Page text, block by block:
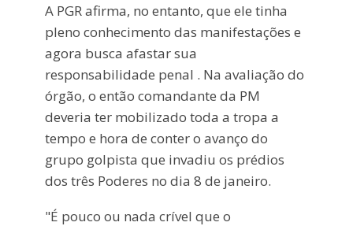
A PGR afirma, no entanto, que ele tinha
pleno conhecimento das manifestações e
agora busca afastar sua
responsabilidade penal . Na avaliação do
órgão, o então comandante da PM
deveria ter mobilizado toda a tropa a
tempo e hora de conter o avanço do
grupo golpista que invadiu os prédios
dos três Poderes no dia 8 de janeiro.
"É pouco ou nada crível que o